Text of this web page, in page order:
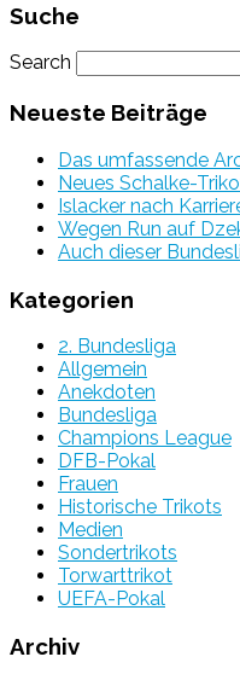
Suche
Search
Neueste Beiträge
Das umfassende
Neues Schalke-
Islacker nach
Wegen Run auf
Auch dieser
Kategorien
2. Bundesliga
Allgemein
Anekdoten
Bundesliga
Champions League
DFB-Pokal
Frauen
Historische Trikots
Medien
Sondertrikots
Torwarttrikot
UEFA-Pokal
Archiv